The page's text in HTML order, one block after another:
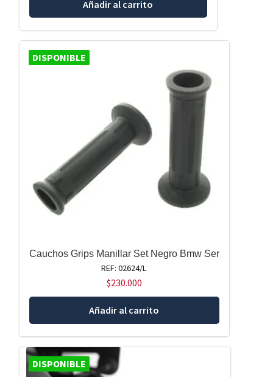
Añadir al carrito
DISPONIBLE
Cauchos Grips Manillar Set Negro Bmw Ser
REF: 02624/L
$230.000
Añadir al carrito
DISPONIBLE